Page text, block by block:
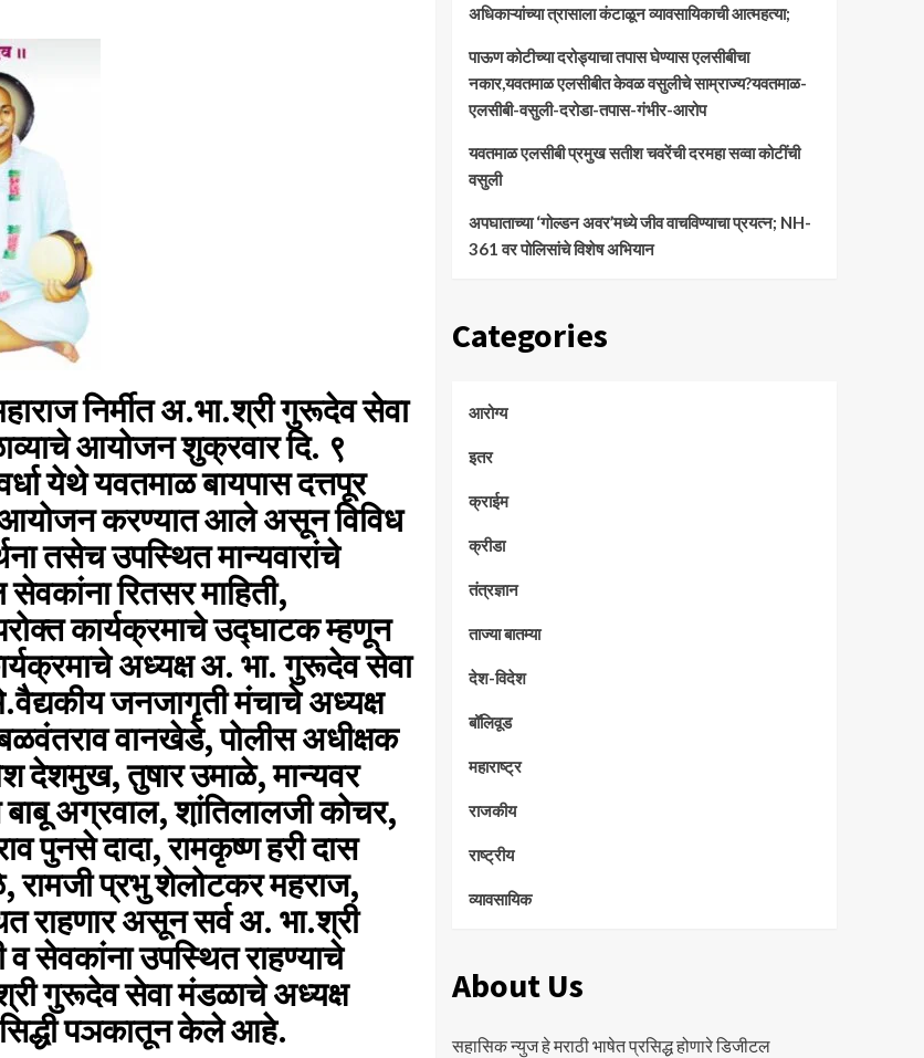
निर्मीत अ.भा.श्री गुरूदेव सेवा
आयोजन शुक्रवार दि. ९
येथे यवतमाळ बायपास दत्तपूर
आयोजन करण्यात आले असून विविध
तसेच उपस्थित मान्यवारांचे
सेवकांना रितसर माहिती,
कार्यक्रमाचे उद्घाटक म्हणून
अध्यक्ष अ. भा. गुरूदेव सेवा
जनजागृती मंचाचे अध्यक्ष
वानखेडे, पोलीस अधीक्षक
देशमुख, तुषार उमाळे, मान्यवर
अग्रवाल, शा़ंतिलालजी कोचर,
पुनसे दादा, रामकृष्ण हरी दास
रामजी प्रभु शेलोटकर महराज,
राहणार असून सर्व अ. भा.श्री
सेवकांना उपस्थित राहण्याचे
गुरूदेव सेवा मंडळाचे अध्यक्ष
पञकातून केले आहे.
अधिकाऱ्यांच्या त्रासाला कंटाळून व्यावसायिकाची आत्महत्या;
पाऊण कोटीच्या दरोड्याचा तपास घेण्यास एलसीबीचा
नकार,यवतमाळ एलसीबीत केवळ वसुलीचे साम्राज्य?यवतमाळ-
एलसीबी-वसुली-दरोडा-तपास-गंभीर-आरोप
यवतमाळ एलसीबी प्रमुख सतीश चवरेंची दरमहा सव्वा कोटींची
वसुली
अपघाताच्या ‘गोल्डन अवर’मध्ये जीव वाचविण्याचा प्रयत्न; NH-
361 वर पोलिसांचे विशेष अभियान
Categories
आरोग्य
इतर
क्राईम
क्रीडा
तंत्रज्ञान
ताज्या बातम्या
देश-विदेश
बॉलिवूड
महाराष्ट्र
राजकीय
राष्ट्रीय
व्यावसायिक
About Us
सहासिक न्युज हे मराठी भाषेत प्रसिद्ध होणारे डिजीटल